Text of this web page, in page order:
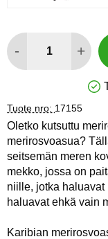
- +
Tuote nro: 17155
Oletko kutsuttu
merirosvoasua?
seitsemän meren
mekko, jossa on
niille, jotka
haluavat ehkä vain
Karibian